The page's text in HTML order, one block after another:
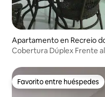
Apartamento en Recreio
Cobertura Dúplex Frente
Favorito entre huéspedes
Favorito entre huéspedes